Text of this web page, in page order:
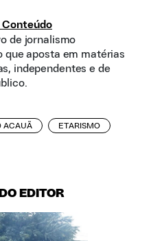
de jornalismo
que aposta em matérias
independentes e de
ACAUÃ ETARISMO
EDITOR